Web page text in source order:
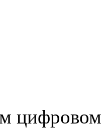
цифровом